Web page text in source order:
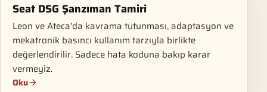
Seat DSG Şanzıman Tamiri
Leon ve Ateca’da kavrama tutunması, adaptasyon ve
mekatronik basıncı kullanım tarzıyla birlikte
değerlendirilir. Sadece hata koduna bakıp karar
vermeyiz.
Oku